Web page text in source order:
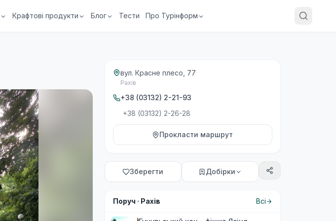
Крафтові продукти Блог Тести Про Турінформ
вул. Красне плесо, 77
Рахів
+38 (03132) 2-21-93
+38 (03132) 2-26-28
Прокласти маршрут
Зберегти Добірки
Поруч · Рахів Всі